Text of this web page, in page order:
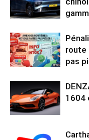
route
pas
1604